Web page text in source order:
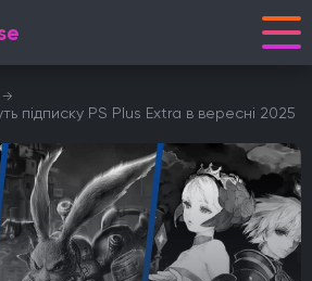
підписку PS Plus Extra в вересні 2025